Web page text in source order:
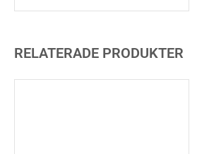
RELATERADE PRODUKTER